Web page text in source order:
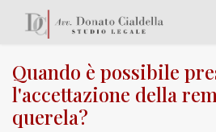
Quando è possibile
l'accettazione della
querela?